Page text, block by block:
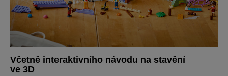
Včetně interaktivního návodu na stavění
ve 3D